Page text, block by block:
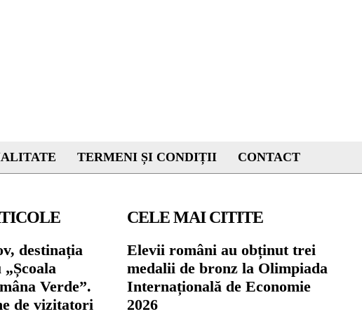
TERMENI ȘI CONDIȚII CONTACT
destinația
Verde”.
de vizitatori
CELE MAI CITITE
Elevii români au obținut trei
medalii de bronz la Olimpiada
Internațională de Economie
2026